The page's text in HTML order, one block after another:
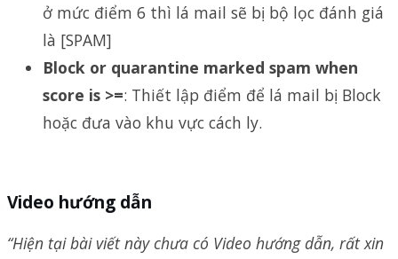
ở mức điểm 6 thì lá mail sẽ bị bộ lọc đánh giá
là [SPAM]
Block or quarantine marked spam when
score is >=: Thiết lập điểm để lá mail bị Block
hoặc đưa vào khu vực cách ly.
Video hướng dẫn
“Hiện tại bài viết này chưa có Video hướng dẫn, rất xin